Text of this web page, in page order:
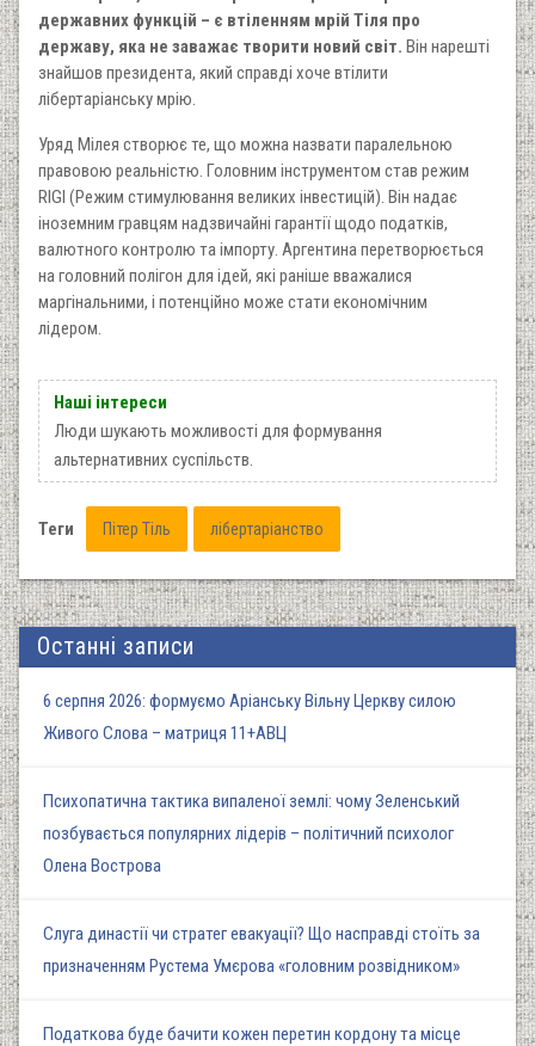
державних функцій – є втіленням мрій Тіля про
державу, яка не заважає творити новий світ. Він нарешті
знайшов президента, який справді хоче втілити
лібертаріанську мрію.
Уряд Мілея створює те, що можна назвати паралельною
правовою реальністю. Головним інструментом став режим
RIGI (Режим стимулювання великих інвестицій). Він надає
іноземним гравцям надзвичайні гарантії щодо податків,
валютного контролю та імпорту. Аргентина перетворюється
на головний полігон для ідей, які раніше вважалися
маргінальними, і потенційно може стати економічним
лідером.
Наші інтереси
Люди шукають можливості для формування
альтернативних суспільств.
Теги Пітер Тіль лібертаріанство
Останні записи
6 серпня 2026: формуємо Аріанську Вільну Церкву силою
Живого Слова – матриця 11+АВЦ
Психопатична тактика випаленої землі: чому Зеленський
позбувається популярних лідерів – політичний психолог
Олена Вострова
Слуга династії чи стратег евакуації? Що насправді стоїть за
призначенням Рустема Умєрова «головним розвідником»
Податкова буде бачити кожен перетин кордону та місце